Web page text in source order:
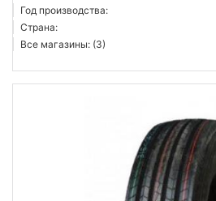
Год производства:
Страна:
Все магазины: (3)
Pirelli
Все бренды
Страна производства